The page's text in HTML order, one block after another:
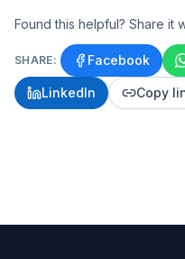
Found this helpful? Share it
SHARE: Facebook
LinkedIn Copy